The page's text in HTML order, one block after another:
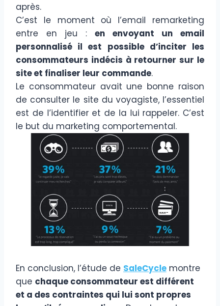
après.
C’est le moment où l’email remarketing
entre en jeu : en envoyant un email
personnalisé il est possible d’inciter les
consommateurs indécis à retourner sur le
site et finaliser leur commande.
Le consommateur avait une bonne raison
de consulter le site du voyagiste, l’essentiel
est de l’identifier et de la lui rappeler. C’est
le but du marketing comportemental.
En conclusion, l’étude de SaleCycle montre
que chaque consommateur est différent
et a des contraintes qui lui sont propres